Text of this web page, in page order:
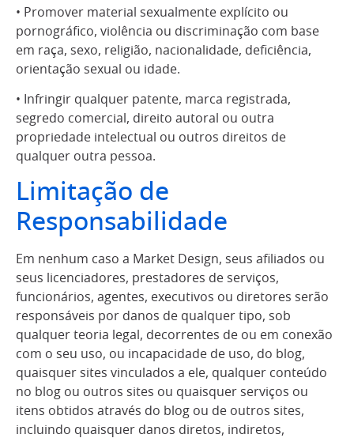
• Promover material sexualmente explícito ou
pornográfico, violência ou discriminação com base
em raça, sexo, religião, nacionalidade, deficiência,
orientação sexual ou idade.
• Infringir qualquer patente, marca registrada,
segredo comercial, direito autoral ou outra
propriedade intelectual ou outros direitos de
qualquer outra pessoa.
Limitação de
Responsabilidade
Em nenhum caso a Market Design, seus afiliados ou
seus licenciadores, prestadores de serviços,
funcionários, agentes, executivos ou diretores serão
responsáveis por danos de qualquer tipo, sob
qualquer teoria legal, decorrentes de ou em conexão
com o seu uso, ou incapacidade de uso, do blog,
quaisquer sites vinculados a ele, qualquer conteúdo
no blog ou outros sites ou quaisquer serviços ou
itens obtidos através do blog ou de outros sites,
incluindo quaisquer danos diretos, indiretos,